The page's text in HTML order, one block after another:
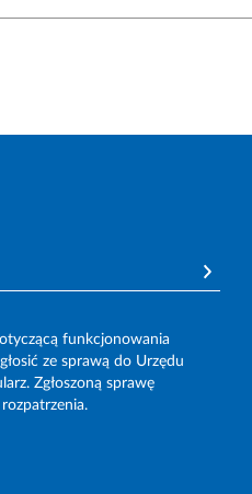
funkcjonowania
ze sprawą do Urzędu
Zgłoszoną sprawę